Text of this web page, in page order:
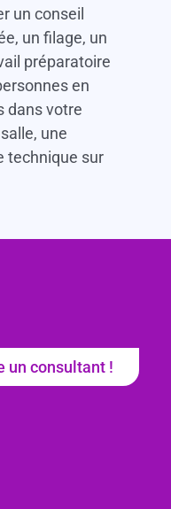
un conseil
un filage, un
préparatoire
en
dans votre
une
technique sur
un consultant !